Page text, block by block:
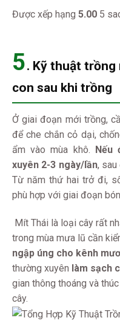
Được xếp hạng 5.00 5
5. Kỹ thuật trồng
con sau khi trồng
Ở giai đoạn mới trồng,
để che chắn cỏ dại,
ẩm vào mùa khô. Nếu
xuyên 2-3 ngày/lần, sau
Từ năm thứ hai trở đi,
phù hợp với giai đoạn
Mít Thái là loại cây rất
trong mùa mưa lũ cần
ngập úng cho kênh
thường xuyên làm sạch
gian thông thoáng và
cây.